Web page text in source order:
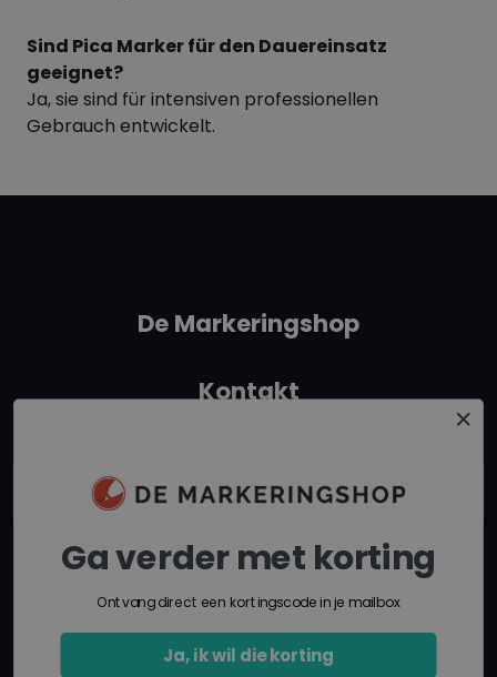
Sind Pica Marker für den Dauereinsatz
geeignet?
Ja, sie sind für intensiven professionellen
Gebrauch entwickelt.
De Markeringshop
Kontakt
Ga verder met korting
Ontvang direct een kortingscode in je mailbox
Ja, ik wil die korting